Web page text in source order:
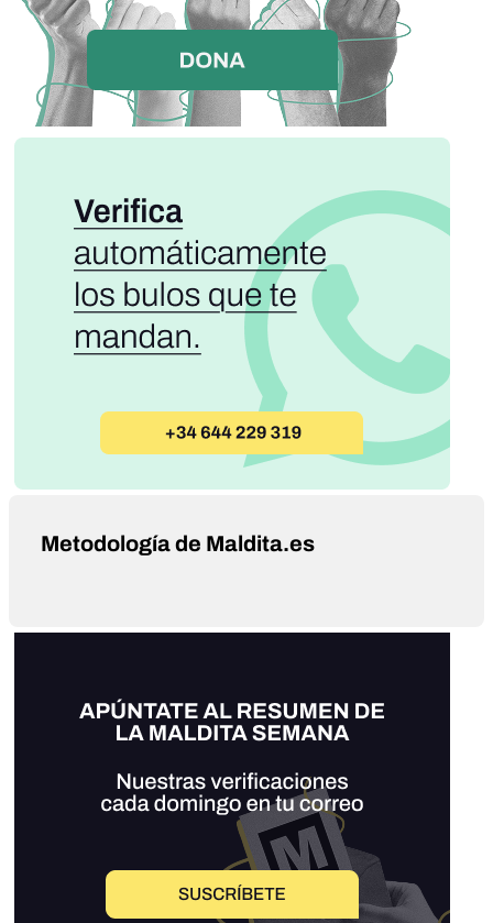
Metodología de Maldita.es